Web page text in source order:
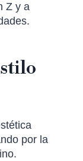
Z y a
por la